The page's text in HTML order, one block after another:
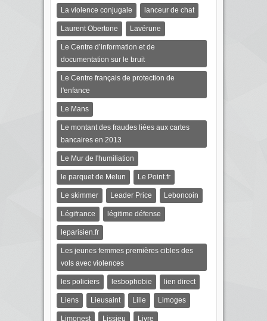
La violence conjugale lanceur de chat
Laurent Obertone Lavérune
Le Centre d’information et de
documentation sur le bruit
Le Centre français de protection de
l'enfance
Le Mans
Le montant des fraudes liées aux cartes
bancaires en 2013
Le Mur de l'humiliation
le parquet de Melun Le Point.fr
Le skimmer Leader Price Leboncoin
Légifrance légitime défense
leparisien.fr
Les jeunes femmes premières cibles des
vols avec violences
les policiers lesbophobie lien direct
Liens Lieusaint Lille Limoges
Limonest Lissieu Livre